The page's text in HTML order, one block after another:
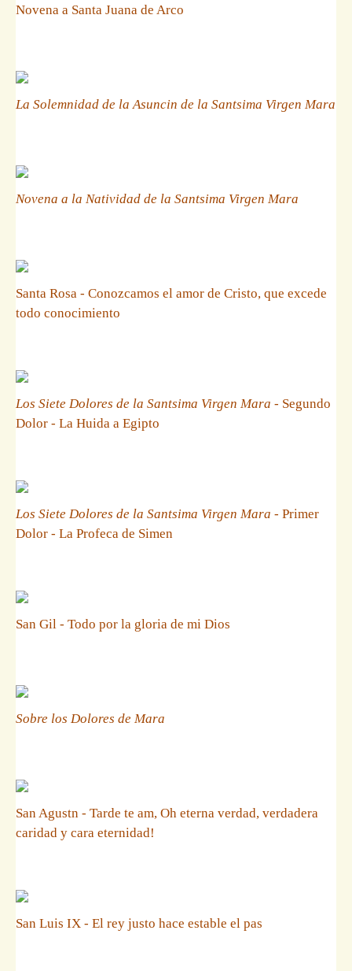
Novena a Santa Juana de Arco
La Solemnidad de la Asuncin de la Santsima Virgen Mara
Novena a la Natividad de la Santsima Virgen Mara
Santa Rosa - Conozcamos el amor de Cristo, que excede
todo conocimiento
Los Siete Dolores de la Santsima Virgen Mara - Segundo
Dolor - La Huida a Egipto
Los Siete Dolores de la Santsima Virgen Mara - Primer
Dolor - La Profeca de Simen
San Gil - Todo por la gloria de mi Dios
Sobre los Dolores de Mara
San Agustn - Tarde te am, Oh eterna verdad, verdadera
caridad y cara eternidad!
San Luis IX - El rey justo hace estable el pas